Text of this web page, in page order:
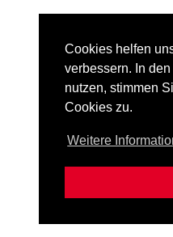
Cookies helfen
verbessern. In
nutzen, stimmen
Cookies zu.
Weitere